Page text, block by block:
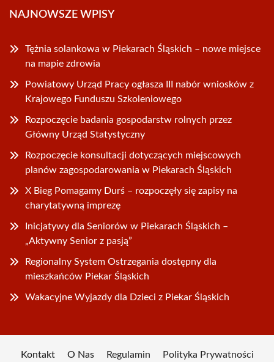
NAJNOWSZE WPISY
Tężnia solankowa w Piekarach Śląskich – nowe miejsce
na mapie zdrowia
Powiatowy Urząd Pracy ogłasza III nabór wniosków z
Krajowego Funduszu Szkoleniowego
Rozpoczęcie badania gospodarstw rolnych przez
Główny Urząd Statystyczny
Rozpoczęcie konsultacji dotyczących miejscowych
planów zagospodarowania w Piekarach Śląskich
X Bieg Pomagamy Durś – rozpoczęły się zapisy na
charytatywną imprezę
Inicjatywy dla Seniorów w Piekarach Śląskich –
„Aktywny Senior z pasją”
Regionalny System Ostrzegania dostępny dla
mieszkańców Piekar Śląskich
Wakacyjne Wyjazdy dla Dzieci z Piekar Śląskich
Kontakt O Nas Regulamin Polityka Prywatności